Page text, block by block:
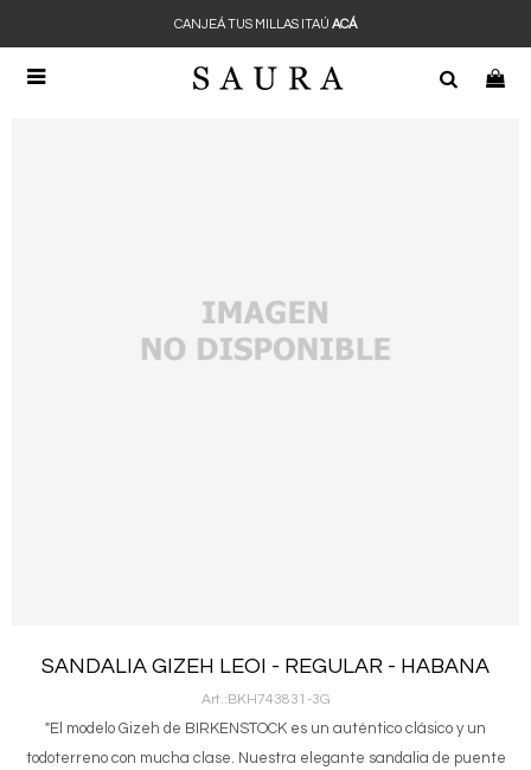

CANJEÁ TUS MILLAS ITAÚ ACÁ
SANDALIA GIZEH LEOI - REGULAR - HABANA
BKH743831-3G
"El modelo Gizeh de BIRKENSTOCK es un auténtico clásico y un
todoterreno con mucha clase. Nuestra elegante sandalia de puente